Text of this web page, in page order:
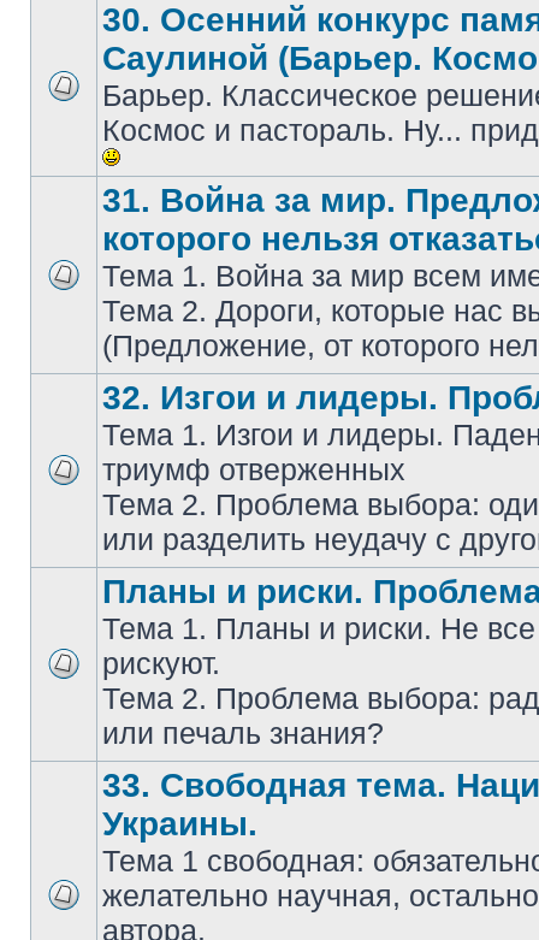
30. Осенний конкурс
Саулиной (Барьер.
Барьер. Классическое
Космос и пастораль. Ну...
31. Война за мир.
которого нельзя
Тема 1. Война за мир всем
Тема 2. Дороги, которые нас
(Предложение, от которого
32. Изгои и лидеры.
Тема 1. Изгои и лидеры.
триумф отверженных
Тема 2. Проблема выбора:
или разделить неудачу с
Планы и риски.
Тема 1. Планы и риски. Не
рискуют.
Тема 2. Проблема выбора:
или печаль знания?
33. Свободная тема.
Украины.
Тема 1 свободная:
желательно научная,
автора.